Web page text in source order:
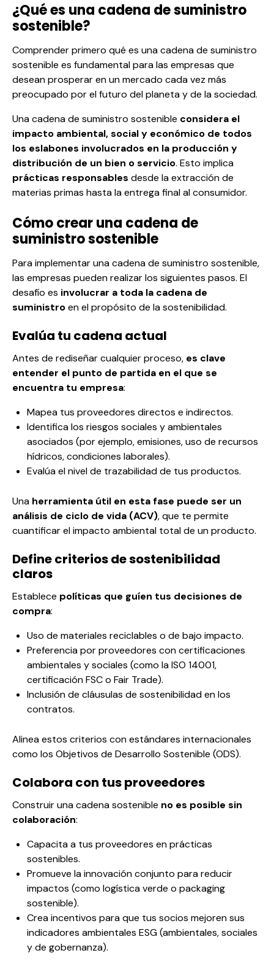
¿Qué es una cadena de suministro
sostenible?
Comprender primero qué es una cadena de suministro
sostenible es fundamental para las empresas que
desean prosperar en un mercado cada vez más
preocupado por el futuro del planeta y de la sociedad.
Una cadena de suministro sostenible considera el
impacto ambiental, social y económico de todos
los eslabones involucrados en la producción y
distribución de un bien o servicio. Esto implica
prácticas responsables desde la extracción de
materias primas hasta la entrega final al consumidor.
Cómo crear una cadena de
suministro sostenible
Para implementar una cadena de suministro sostenible,
las empresas pueden realizar los siguientes pasos. El
desafío es involucrar a toda la cadena de
suministroen el propósito de la sostenibilidad.
Evalúa tu cadena actual
Antes de rediseñar cualquier proceso, es clave
entender el punto de partida en el que se
encuentra tu empresa:
Mapea tus proveedores directos e indirectos.
Identifica los riesgos sociales y ambientales
asociados (por ejemplo, emisiones, uso de recursos
hídricos, condiciones laborales).
Evalúa el nivel de trazabilidad de tus productos.
Una herramienta útil en esta fase puede ser un
análisis de ciclo de vida (ACV), que te permite
cuantificar elimpacto ambiental total de un producto.
Define criterios de sostenibilidad
claros
Establece políticas que guíen tus decisiones de
compra:
Uso de materiales reciclables o de bajo impacto.
Preferencia por proveedores con certificaciones
ambientales y sociales (como laISO 14001,
certificación FSCo Fair Trade).
Inclusión de cláusulas de sostenibilidad en los
contratos.
Alinea estos criterios con estándares internacionales
como los Objetivos de Desarrollo Sostenible (ODS).
Colabora con tus proveedores
Construir una cadena sostenible no es posible sin
colaboración:
Capacita a tus proveedores en prácticas
sostenibles.
Promueve la innovación conjunto para reducir
impactos (como logística verde o packaging
sostenible).
Crea incentivos para que tus socios mejoren sus
indicadores ambientales ESG (ambientales, sociales
y de gobernanza).